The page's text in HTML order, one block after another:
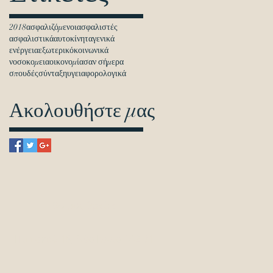
2018ασφαλιζόμενοιασφαλιστές
ασφαλιστικάαυτοκίνηταγενικά
ενέργειαεξωτερικόκοινωνικά
νοσοκομειαοικονομίασαν σήμερα
σπουδέςσύνταξηυγειαφορολογικά
Ακολουθήστε μας